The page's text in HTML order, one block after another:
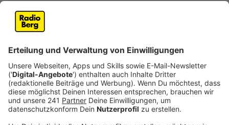
Anzeige
Vier Jahre hat Justin Timberlake am neuen Album
gesessen. Das hat der Weltstar dem Talkmaster
Jimmy Fallon erzählt. Nun ist seine Platte "Everything I
Thought It Was" auf dem Markt. Mit 18 Liedern auf